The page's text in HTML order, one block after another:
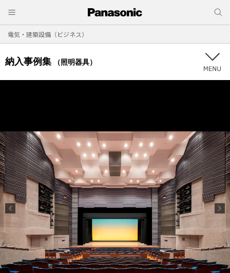
電気・建築設備（ビジネス）
納入事例集 （照明器具）